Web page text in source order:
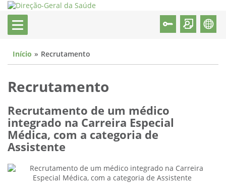
Início Recrutamento
Recrutamento
Recrutamento de um médico
integrado na Carreira Especial
Médica, com a categoria de
Assistente